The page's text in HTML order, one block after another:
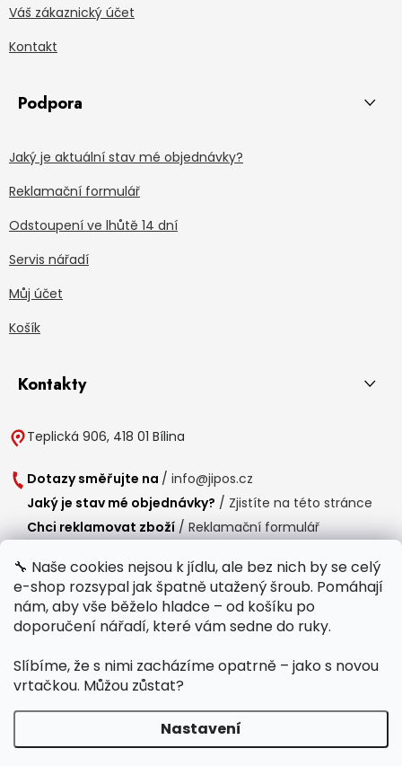
🔧 Naše cookies nejsou k jídlu, ale bez nich by se celý
e-shop rozsypal jak špatně utažený šroub. Pomáhají
nám, aby vše běželo hladce – od košíku po
doporučení nářadí, které vám sedne do ruky.
Slíbíme, že s nimi zacházíme opatrně – jako s novou
vrtačkou. Můžou zůstat?
Nastavení
Váš zákaznický účet
Kontakt
Podpora
Jaký je aktuální stav mé objednávky?
Reklamační formulář
Odstoupení ve lhůtě 14 dní
Servis nářadí
Můj účet
Košík
Kontakty
Teplická 906, 418 01 Bílina
Dotazy směřujte na / info@jipos.cz
Jaký je stav mé objednávky? / Zjistíte na této stránce
Chci reklamovat zboží / Reklamační formulář
Provozní doba
Po-Čt /
8:00 - 15:00
Polední přestávka /11:00 - 11:30
Copyright 2026Jipos.cz. Všechna práva vyhrazena.Upravit nastavení